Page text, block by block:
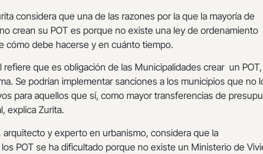
considera que una de las razones por la que la mayoría de
crean su POT es porque no existe una ley de ordenamiento
cómo debe hacerse y en cuánto tiempo.
refiere que es obligación de las Municipalidades crear un
Se podrían implementar sanciones a los municipios que no
para aquellos que sí, como mayor transferencias de
explica Zurita.
arquitecto y experto en urbanismo, considera que la
POT se ha dificultado porque no existe un Ministerio de